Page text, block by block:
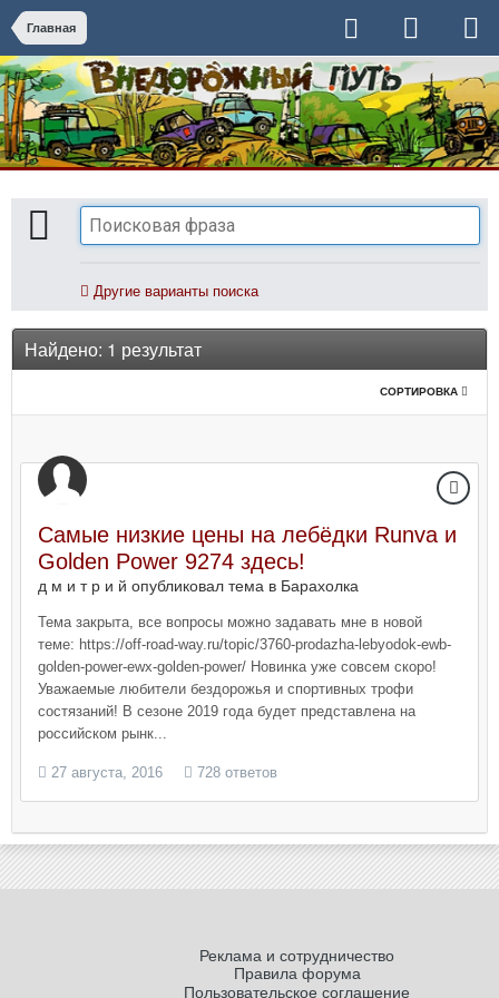
Главная
Другие варианты поиска
Найдено: 1 результат
СОРТИРОВКА
Самые низкие цены на лебёдки Runva и
Golden Power 9274 здесь!
д м и т р и й опубликовал тема в Барахолка
Тема закрыта, все вопросы можно задавать мне в новой
теме: https://off-road-way.ru/topic/3760-prodazha-lebyodok-ewb-
golden-power-ewx-golden-power/ Новинка уже совсем скоро!
Уважаемые любители бездорожья и спортивных трофи
состязаний! В сезоне 2019 года будет представлена на
российском рынк...
27 августа, 2016 728 ответов
Реклама и сотрудничество
Правила форума
Пользовательское соглашение